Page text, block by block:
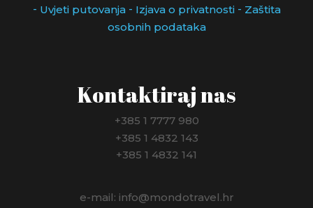
- Uvjeti putovanja- Izjava o privatnosti- Zaštita
osobnih podataka
Kontaktiraj nas
+385 1 7777 980
+385 1 4832 143
+385 1 4832 141
e-mail: info@mondotravel.hr